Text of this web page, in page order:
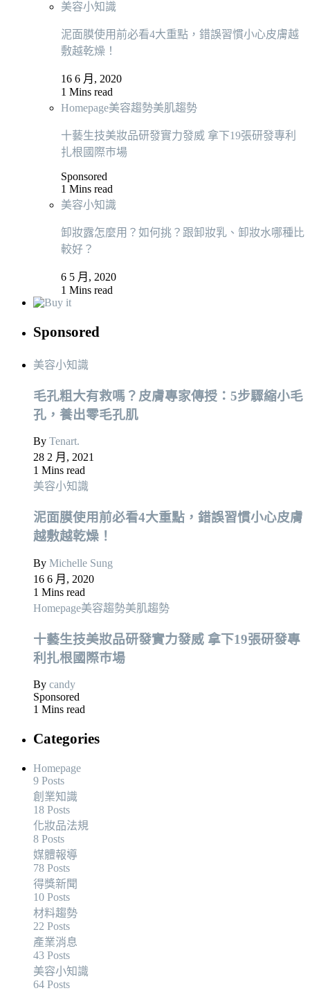
美容小知識
泥面膜使用前必看4大重點，錯誤習慣小心皮膚越
敷越乾燥！
16 6 月, 2020
1 Mins read
Homepage美容趨勢美肌趨勢
十藝生技美妝品研發實力發威 拿下19張研發專利
扎根國際巿場
Sponsored
1 Mins read
美容小知識
卸妝露怎麼用？如何挑？跟卸妝乳、卸妝水哪種比
較好？
6 5 月, 2020
1 Mins read
Sponsored
美容小知識
毛孔粗大有救嗎？皮膚專家傳授：5步驟縮小毛
孔，養出零毛孔肌
By Tenart.
28 2 月, 2021
1 Mins read
美容小知識
泥面膜使用前必看4大重點，錯誤習慣小心皮膚
越敷越乾燥！
By Michelle Sung
16 6 月, 2020
1 Mins read
Homepage美容趨勢美肌趨勢
十藝生技美妝品研發實力發威 拿下19張研發專
利扎根國際巿場
By candy
Sponsored
1 Mins read
Categories
Homepage
9 Posts
創業知識
18 Posts
化妝品法規
8 Posts
媒體報導
78 Posts
得獎新聞
10 Posts
材料趨勢
22 Posts
產業消息
43 Posts
美容小知識
64 Posts